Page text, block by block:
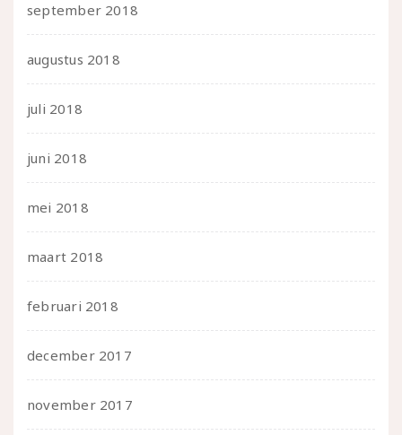
september 2018
augustus 2018
juli 2018
juni 2018
mei 2018
maart 2018
februari 2018
december 2017
november 2017